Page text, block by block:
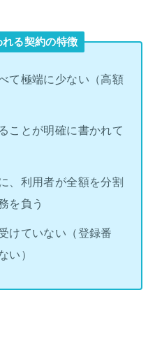
る契約の特徴
て極端に少ない（高額
ことが明確に書かれて
、利用者が全額を分割
を負う
けていない（登録番
い）